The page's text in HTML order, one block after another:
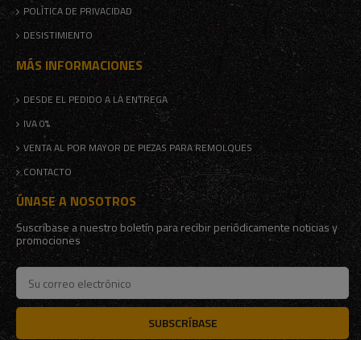
POLÍTICA DE PRIVACIDAD
DESISTIMIENTO
MÁS INFORMACIONES
DESDE EL PEDIDO A LA ENTREGA
IVA 0%
VENTA AL POR MAYOR DE PIEZAS PARA REMOLQUES
CONTACTO
ÚNASE A NOSOTROS
Suscríbase a nuestro boletín para recibir periódicamente noticias y
promociones
SUBSCRÍBASE